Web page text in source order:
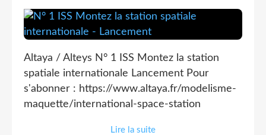
Altaya / Alteys N° 1 ISS Montez la station
spatiale internationale Lancement Pour
s'abonner : https://www.altaya.fr/modelisme-
maquette/international-space-station
Lire la suite